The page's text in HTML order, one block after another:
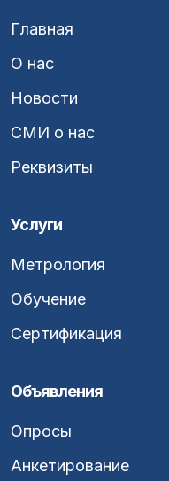
Главная
О нас
Новости
СМИ о нас
Реквизиты
Услуги
Метрология
Обучение
Сертификация
Объявления
Опросы
Анкетирование